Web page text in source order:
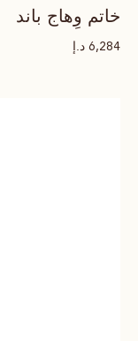
خاتم وِهاج باند
6,284 د.إ